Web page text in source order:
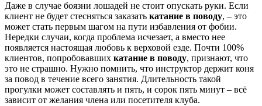
Даже в случае боязни лошадей не стоит опускать руки. Если
клиент не будет стесняться заказать катание в поводу, – это
может стать первым шагом на пути избавления от фобии.
Нередки случаи, когда проблема исчезает, а вместо нее
появляется настоящая любовь к верховой езде. Почти 100%
клиентов, попробовавших катание в поводу, признают, что
это не страшно. Нужно помнить, что инструктор держит коня
за повод в течение всего занятия. Длительность такой
прогулки может составлять и пять, и сорок пять минут – всё
зависит от желания члена или посетителя клуба.